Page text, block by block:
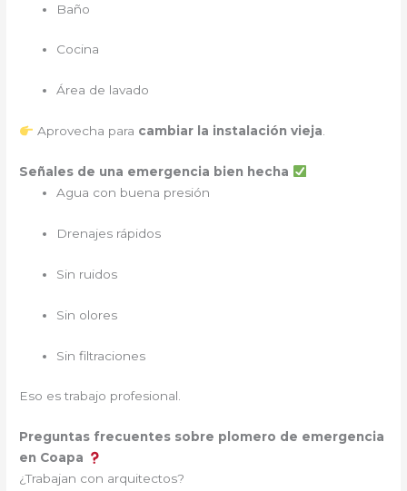
Baño
Cocina
Área de lavado
Aprovecha para cambiar la instalación vieja
Señales de una emergencia bien hecha
Agua con buena presión
Drenajes rápidos
Sin ruidos
Sin olores
Sin filtraciones
Eso es trabajo profesional.
Preguntas frecuentes sobre plomero de emergencia
en Coapa
¿Trabajan con arquitectos?